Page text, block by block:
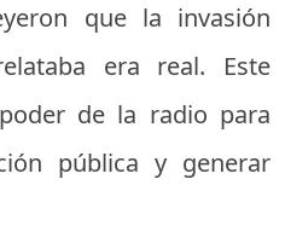
que la invasión
era real. Este
de la radio para
pública y generar